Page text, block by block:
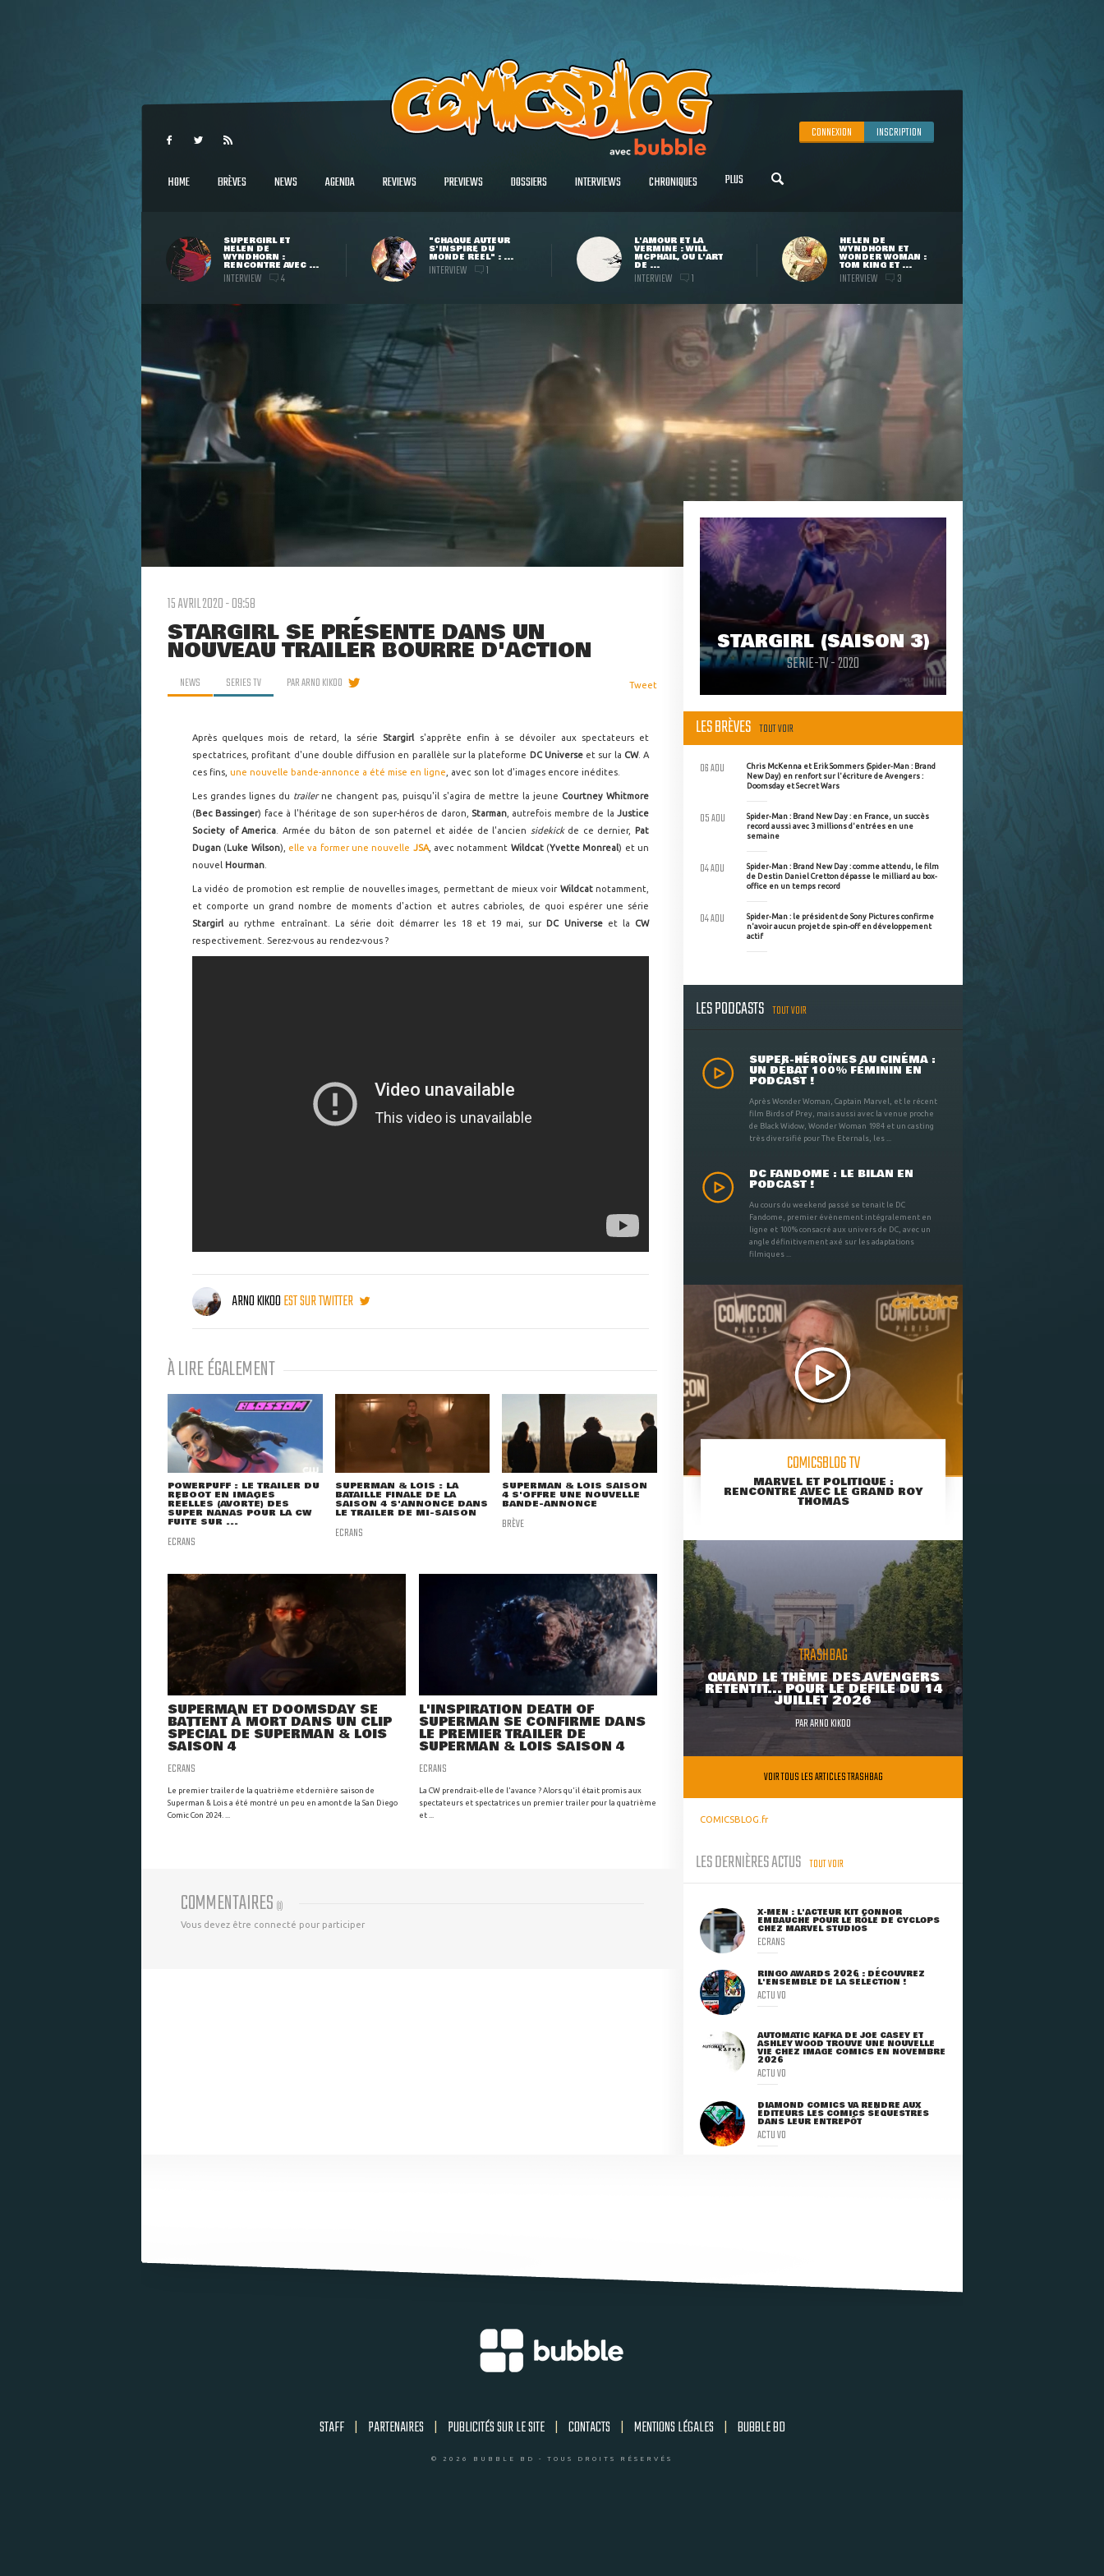
CONNEXION INSCRIPTION
HOME BRÈVES NEWS AGENDA REVIEWS PREVIEWS DOSSIERS INTERVIEWS CHRONIQUES PLUS
SUPERGIRL ET
HELEN DE
WYNDHORN :
RENCONTRE AVEC ...
INTERVIEW 4
"CHAQUE AUTEUR
S'INSPIRE DU
MONDE RÉEL" : ...
INTERVIEW 1
L'AMOUR ET LA
VERMINE : WILL
MCPHAIL, OU L'ART
DE ...
INTERVIEW 1
HELEN DE
WYNDHORN ET
WONDER WOMAN :
TOM KING ET ...
INTERVIEW 3
15 AVRIL 2020 - 09:58
STARGIRL SE PRÉSENTE DANS UN
NOUVEAU TRAILER BOURRÉ D'ACTION
NEWS SERIES TV PARARNO KIKOO Tweet
Après quelques mois de retard, la série Stargirl
s'apprête enfin à se dévoiler aux spectateurs et
spectatrices, profitant d'une double diffusion en parallèle sur la plateforme DC Universe et sur la CW. A
ces fins, une nouvelle bande-annonce a été mise en ligne , avec son lot d'images encore inédites.
Les grandes lignes du trailerne changent pas, puisqu'il s'agira de mettre la jeune Courtney Whitmore
(Bec Bassinger) face à l'héritage de son super-héros de daron, Starman , autrefois membre de laJustice
Society of America . Armée du bâton de son paternel et aidée de l'ancien sidekick de ce dernier, Pat
Dugan (Luke Wilson), elle va former une nouvelle JSA, avec notamment Wildcat (Yvette Monreal) et un
nouvel Hourman
La vidéo de promotion est remplie de nouvelles images, permettant de mieux voir Wildcatnotamment,
et comporte un grand nombre de moments d'action et autres cabrioles, de quoi espérer une série
Stargirl au rythme entraînant. La série doit démarrer les 18 et 19 mai, sur DC Universe et la CW
respectivement. Serez-vous au rendez-vous ?
ARNO KIKOOEST SUR TWITTER
À LIRE ÉGALEMENT
POWERPUFF : LE TRAILER DU
REBOOT EN IMAGES
RÉELLES (AVORTÉ) DES
SUPER NANAS POUR LA CW
FUITE SUR ...
ECRANS
SUPERMAN & LOIS : LA
BATAILLE FINALE DE LA
SAISON 4 S'ANNONCE DANS
LE TRAILER DE MI-SAISON
ECRANS
SUPERMAN & LOIS SAISON
4 S'OFFRE UNE NOUVELLE
BANDE-ANNONCE
BRÈVE
SUPERMAN ET DOOMSDAY SE
BATTENT À MORT DANS UN CLIP
SPÉCIAL DE SUPERMAN & LOIS
SAISON 4
ECRANS
Le premier trailer de la quatrième et dernière saison de
Superman & Lois a été montré un peu en amont de la San Diego
Comic Con 2024. ...
L'INSPIRATION DEATH OF
SUPERMAN SE CONFIRME DANS
LE PREMIER TRAILER DE
SUPERMAN & LOIS SAISON 4
ECRANS
La CW prendrait-elle de l'avance ? Alors qu'il était promis aux
spectateurs et spectatrices un premier trailer pour la quatrième
et ...
COMMENTAIRES (0)
Vous devez être connecté pour participer
STARGIRL (SAISON 3)
SERIE-TV - 2020
LES BRÈVES TOUT VOIR
Chris McKenna et Erik Sommers (Spider-Man : Brand
New Day) en renfort sur l'écriture de Avengers :
Doomsday et Secret Wars
06 AOU
Spider-Man : Brand New Day : en France, un succès
record aussi avec 3 millions d'entrées en une
semaine
05 AOU
Spider-Man : Brand New Day : comme attendu, le film
de Destin Daniel Cretton dépasse le milliard au box-
office en un temps record
04 AOU
Spider-Man : le président de Sony Pictures confirme
n'avoir aucun projet de spin-off en développement
actif
04 AOU
LES PODCASTS TOUT VOIR
SUPER-HÉROÏNES AU CINÉMA :
UN DÉBAT 100% FÉMININ EN
PODCAST !
Après Wonder Woman, Captain Marvel, et le récent
film Birds of Prey, mais aussi avec la venue proche
de Black Widow, Wonder Woman 1984 et un casting
très diversifié pour The Eternals, les ...
DC FANDOME : LE BILAN EN
PODCAST !
Au cours du weekend passé se tenait le DC
Fandome, premier évènement intégralement en
ligne et 100% consacré aux univers de DC, avec un
angle définitivement axé sur les adaptations
filmiques ...
COMICSBLOG TV
MARVEL ET POLITIQUE :
RENCONTRE AVEC LE GRAND ROY
THOMAS
TRASHBAG
QUAND LE THÈME DES AVENGERS
RETENTIT... POUR LE DÉFILÉ DU 14
JUILLET 2026
PARARNO KIKOO
VOIR TOUS LES ARTICLES TRASHBAG
COMICSBLOG.fr
LES DERNIÈRES ACTUS TOUT VOIR
X-MEN : L'ACTEUR KIT CONNOR
EMBAUCHÉ POUR LE RÔLE DE CYCLOPS
CHEZ MARVEL STUDIOS
ECRANS
RINGO AWARDS 2026 : DÉCOUVREZ
L'ENSEMBLE DE LA SÉLECTION !
ACTU VO
AUTOMATIC KAFKA DE JOE CASEY ET
ASHLEY WOOD TROUVE UNE NOUVELLE
VIE CHEZ IMAGE COMICS EN NOVEMBRE
2026
ACTU VO
DIAMOND COMICS VA RENDRE AUX
ÉDITEURS LES COMICS SÉQUESTRÉS
DANS LEUR ENTREPÔT
ACTU VO
STAFF | PARTENAIRES | PUBLICITÉS SUR LE SITE | CONTACTS | MENTIONS LÉGALES | BUBBLE BD
© 2026 BUBBLE BD - TOUS DROITS RÉSERVÉS